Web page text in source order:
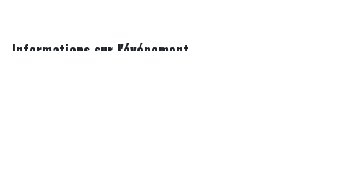
Informations sur l'événement